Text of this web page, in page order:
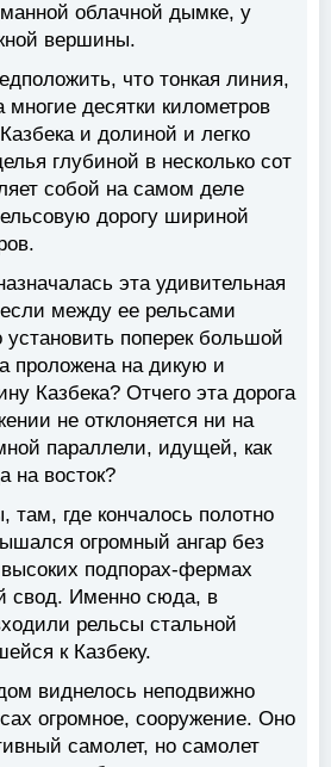
облачной дымке, у
вершины.
что тонкая линия,
многие десятки километров
и долиной и легко
глубиной в несколько сот
собой на самом деле
дорогу шириной
эта удивительная
между ее рельсами
поперек большой
проложена на дикую и
Казбека? Отчего эта дорога
не отклоняется ни на
параллели, идущей, как
на восток?
там, где кончалось полотно
огромный ангар без
подпорах-фермах
свод. Именно сюда, в
рельсы стальной
к Казбеку.
виднелось неподвижно
огромное, сооружение. Оно
самолет, но самолет